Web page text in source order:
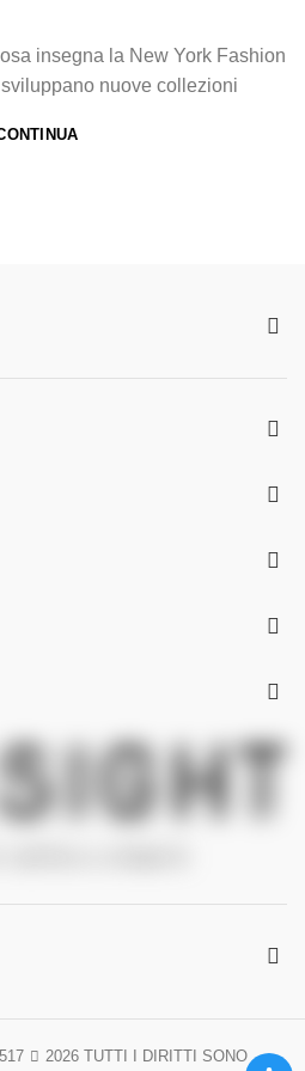
insegna la New York Fashion
nuove collezioni
2026 TUTTI I DIRITTI SONO